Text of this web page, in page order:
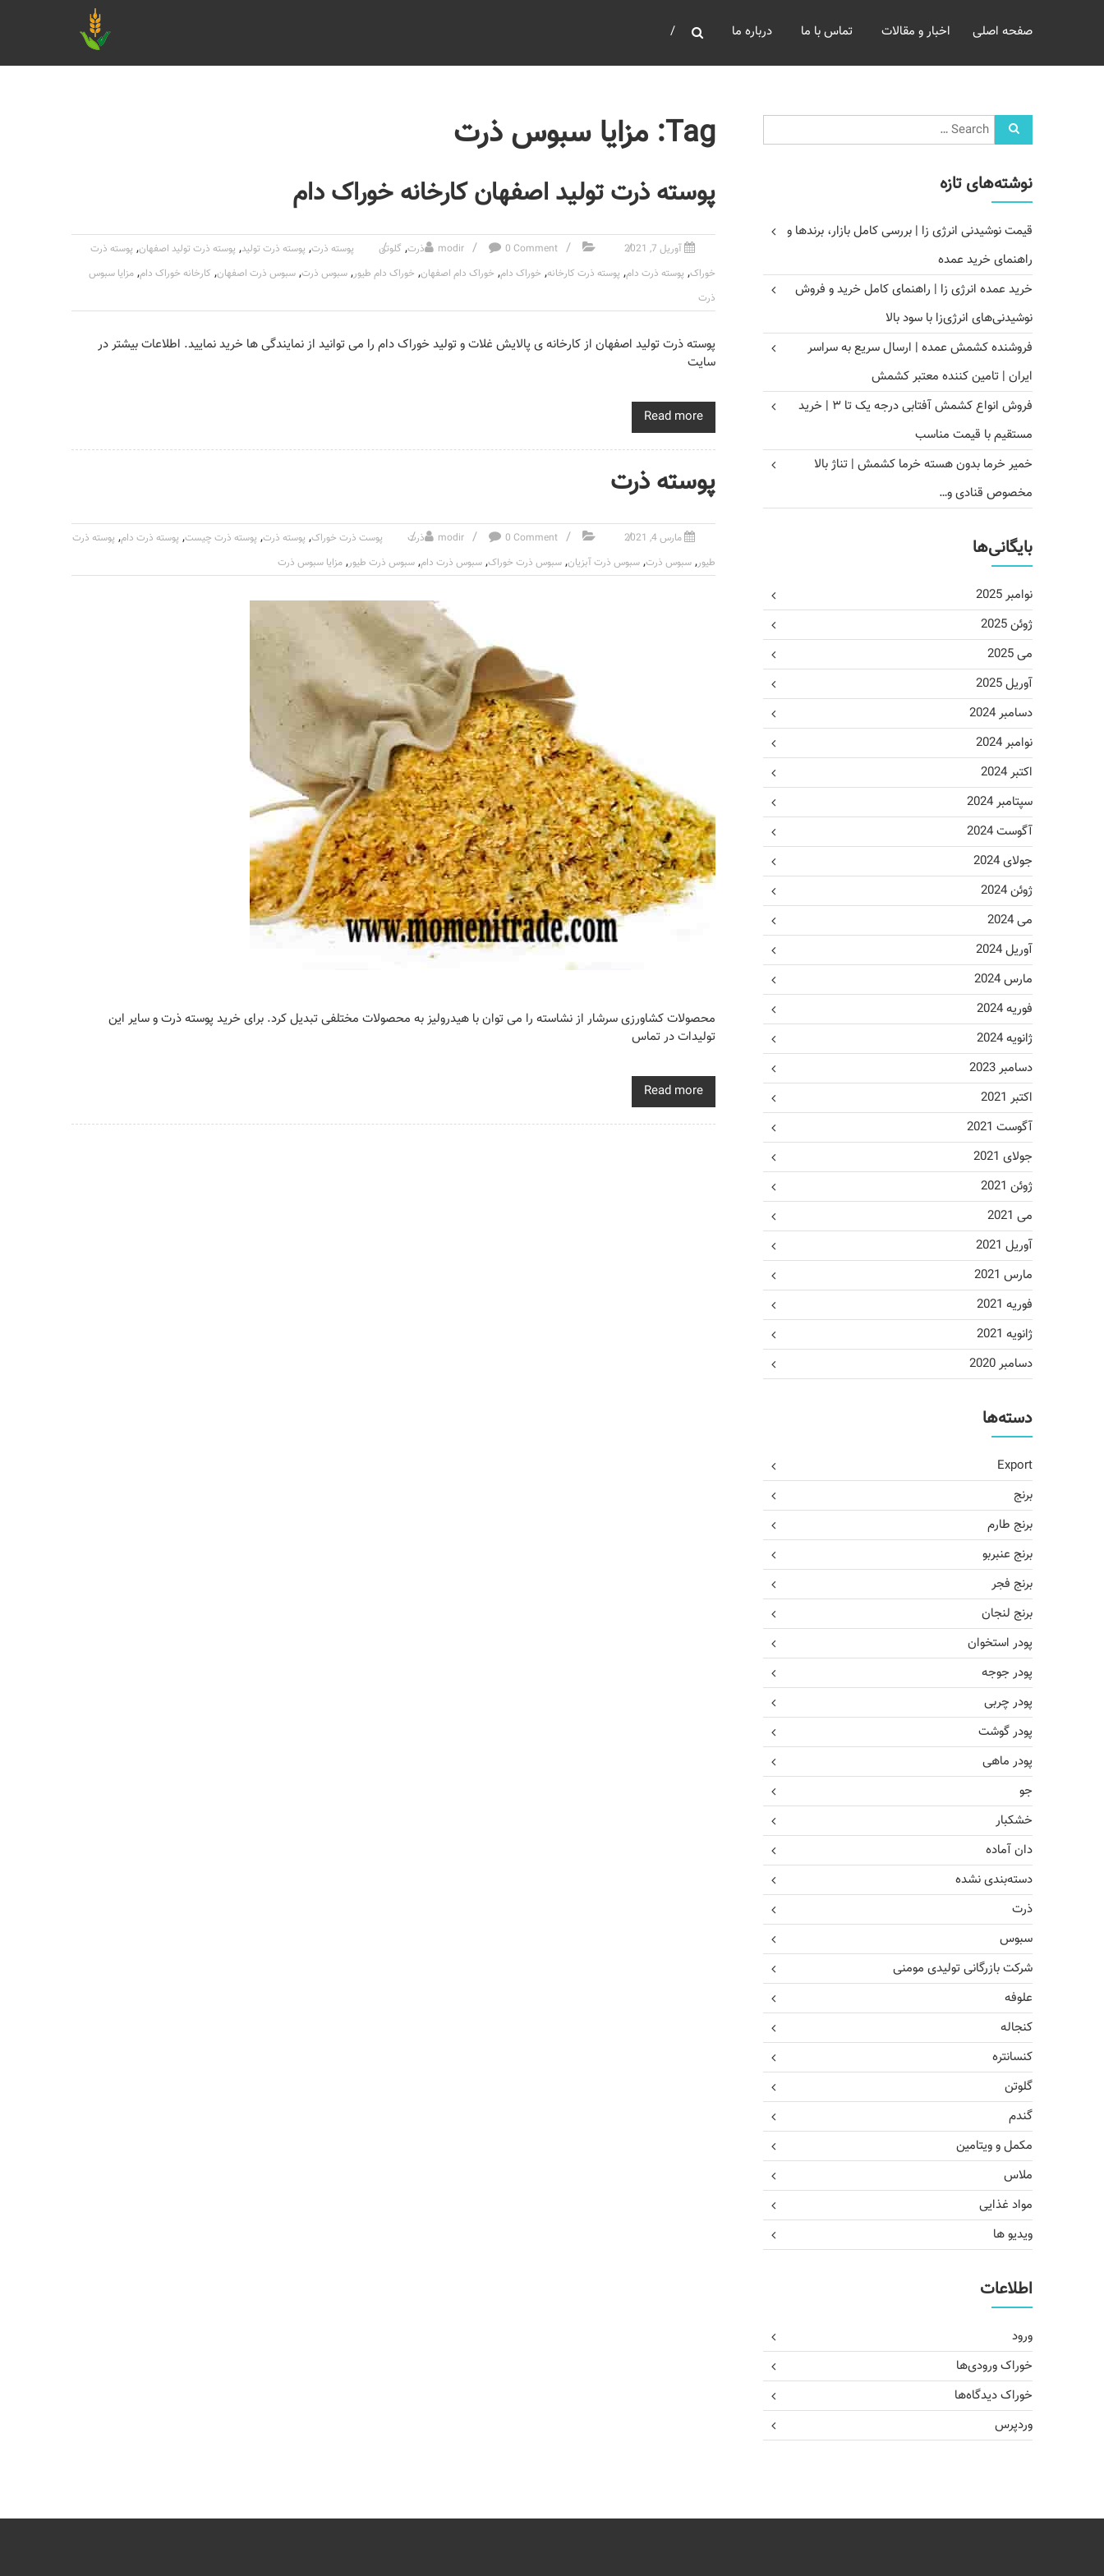
خرید
غلات
مومنی
صفحه اصلی اخبار و مقالات تماس با ما درباره ما
Tag: مزایا سبوس ذرت
پوسته ذرت تولید اصفهان کارخانه خوراک دام
آوریل 7, 2021 modir 0 Comment ذرت, گلوتن پوسته ذرت, پوسته ذرت تولید, پوسته ذرت تولید اصفهان, پوسته ذرت
خوراک, پوسته ذرت دام, پوسته ذرت کارخانه, خوراک دام, خوراک دام اصفهان, خوراک دام طیور,سبوس ذرت,سبوس ذرت اصفهان, کارخانه خوراک دام,مزایا سبوس
ذرت
پوسته ذرت تولید اصفهان از کارخانه ی پالایش غلات و تولید خوراک دام را می توانید از نمایندگی ها خرید نمایید. اطلاعات بیشتر در
سایت
Read more
پوسته ذرت
مارس 4, 2021 modir 0 Comment ذرت پوست ذرت خوراک, پوسته ذرت, پوسته ذرت چیست, پوسته ذرت دام, پوسته ذرت
طیور,سبوس ذرت,سبوس ذرت آبزیان,سبوس ذرت خوراک,سبوس ذرت دام,سبوس ذرت طیور,مزایا سبوس ذرت
محصولات کشاورزی سرشار از نشاسته را می توان با هیدرولیز به محصولات مختلفی تبدیل کرد. برای خرید پوسته ذرت و سایر این
تولیدات در تماس
Read more
نوشته‌های تازه
قیمت نوشیدنی انرژی زا | بررسی کامل بازار، برندها و
راهنمای خرید عمده
خرید عمده انرژی زا | راهنمای کامل خرید و فروش
نوشیدنی‌های انرژی‌زا با سود بالا
فروشنده کشمش عمده | ارسال سریع به سراسر
ایران | تامین کننده معتبر کشمش
فروش انواع کشمش آفتابی درجه یک تا ۳ | خرید
مستقیم با قیمت مناسب
خمیر خرما بدون هسته خرما کشمش | تناژ بالا
مخصوص قنادی و…
بایگانی‌ها
نوامبر 2025
ژوئن 2025
می 2025
آوریل 2025
دسامبر 2024
نوامبر 2024
اکتبر 2024
سپتامبر 2024
آگوست 2024
جولای 2024
ژوئن 2024
می 2024
آوریل 2024
مارس 2024
فوریه 2024
ژانویه 2024
دسامبر 2023
اکتبر 2021
آگوست 2021
جولای 2021
ژوئن 2021
می 2021
آوریل 2021
مارس 2021
فوریه 2021
ژانویه 2021
دسامبر 2020
دسته‌ها
Export
برنج
برنج طارم
برنج عنبربو
برنج فجر
برنج لنجان
پودر استخوان
پودر جوجه
پودر چربی
پودر گوشت
پودر ماهی
جو
خشکبار
دان آماده
دسته‌بندی نشده
ذرت
سبوس
شرکت بازرگانی تولیدی مومنی
علوفه
کنجاله
کنسانتره
گلوتن
گندم
مکمل و ویتامین
ملاس
مواد غذایی
ویدیو ها
اطلاعات
ورود
خوراک ورودی‌ها
خوراک دیدگاه‌ها
وردپرس